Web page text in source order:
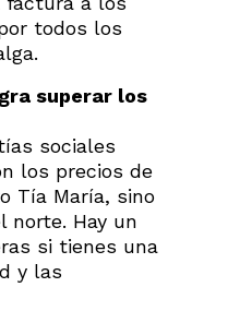
todos los
superar los
sociales
los precios de
Tía María, sino
norte. Hay un
si tienes una
y las